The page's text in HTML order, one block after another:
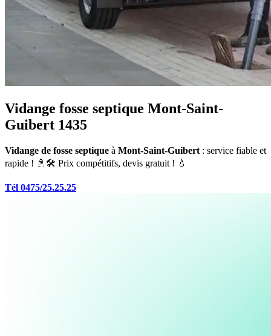
Vidange fosse septique Mont-Saint-
Guibert 1435
Vidange de fosse septique à Mont-Saint-Guibert : service fiable et
rapide ! 🚿🛠️ Prix compétitifs, devis gratuit ! 💧
Tél 0475/25.25.25